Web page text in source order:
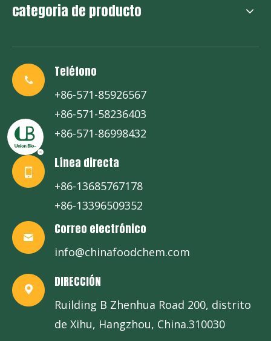
categoria de producto
Teléfono
+86-571-85926567
+86-571-58236403
+86-571-86998432
Línea directa
+86-13685767178
+86-13396509352
Correo electrónico
info@chinafoodchem.com
DIRECCIÓN
Ruilding B Zhenhua Road 200, distrito
de Xihu, Hangzhou, China.310030